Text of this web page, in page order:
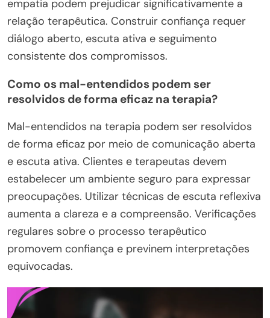
empatia podem prejudicar significativamente a
relação terapêutica. Construir confiança requer
diálogo aberto, escuta ativa e seguimento
consistente dos compromissos.
Como os mal-entendidos podem ser
resolvidos de forma eficaz na terapia?
Mal-entendidos na terapia podem ser resolvidos
de forma eficaz por meio de comunicação aberta
e escuta ativa. Clientes e terapeutas devem
estabelecer um ambiente seguro para expressar
preocupações. Utilizar técnicas de escuta reflexiva
aumenta a clareza e a compreensão. Verificações
regulares sobre o processo terapêutico
promovem confiança e previnem interpretações
equivocadas.